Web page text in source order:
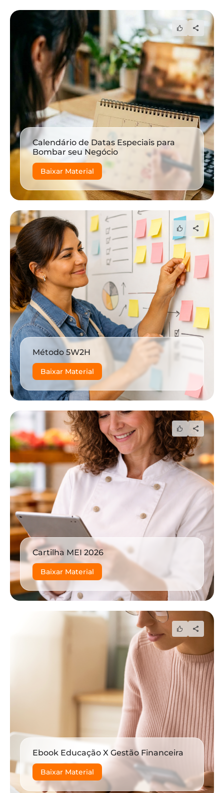
Calendário de Datas Especiais para
Bombar seu Negócio
Baixar Material
Método 5W2H
Baixar Material
Cartilha MEI 2026
Baixar Material
Ebook Educação X Gestão Financeira
Baixar Material